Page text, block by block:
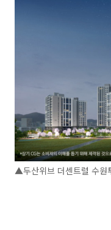
▲두산위브 더센트럴 수원